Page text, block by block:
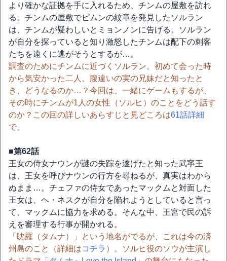
より確かな証拠を手に入れるため、チンムの屋敷を訪れ
る。チンムの屋敷でピムンの紋章を発見したソルラン
は、チンムが疑わしいとミョンノンに告げる。ソルラン
が自分を探っていると知り激怒したチンムは配下の刺客
たちを遠くに逃がそうとするが…。
調査のためにチンムに近づくソルラン。初めて会った時
から気安かった二人。腹違いの実の兄妹だと知ったと
き、どうなるのか…？今回は、一緒にゲームもするが、
その時にチンムが1人の女性（ソルヒ）のことをどう話す
のか？この回の詳しいあらすじと見どころは61話詳細
で。
■第62話
王女の侍女ナウンが謎の失踪を遂げたと知った武寧王
は、王女を呼びナウンの行方を尋ねるが、真実はわから
ぬまま…。チェファの侍女であったマックムと対面した
王女は、ヘ・ネスクが自分を陥れようとしていると言っ
て、マックムに協力を求める。そんな中、王宮で民の訴
えを審理する行事が開かれる。
「眈羅（タムナ）」という地名がでるが、これは今の済
州島のこと（詳細はコチラ ）。ソルヒ役のソウが主演し